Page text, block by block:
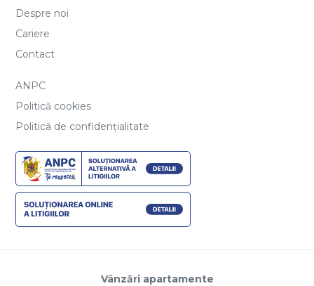
Despre noi
Cariere
Contact
ANPC
Politică cookies
Politică de confidențialitate
Vânzări apartamente